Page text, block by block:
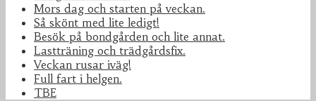
Mors dag och starten på veckan.
Så skönt med lite ledigt!
Besök på bondgården och lite annat.
Lastträning och trädgårdsfix.
Veckan rusar iväg!
Full fart i helgen.
TBE